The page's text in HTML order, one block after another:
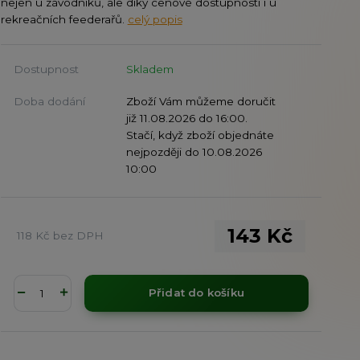
rekreačních feederařů. celý popis
Dostupnost Skladem
Doba dodání
Zboží Vám můžeme doručit
již 11.08.2026 do 16:00.
Stačí, když zboží objednáte
nejpozději do 10.08.2026
10:00
143 Kč
118 Kč bez DPH
Přidat do košíku